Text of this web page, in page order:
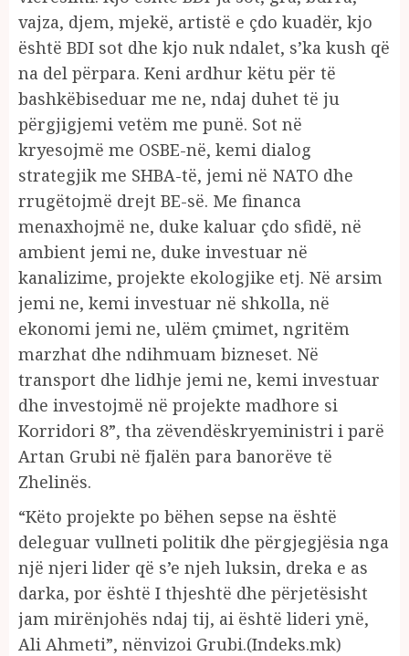
vajza, djem, mjekë, artistë e çdo kuadër, kjo
është BDI sot dhe kjo nuk ndalet, s’ka kush që
na del përpara. Keni ardhur këtu për të
bashkëbiseduar me ne, ndaj duhet të ju
përgjigjemi vetëm me punë. Sot në
kryesojmë me OSBE-në, kemi dialog
strategjik me SHBA-të, jemi në NATO dhe
rrugëtojmë drejt BE-së. Me financa
menaxhojmë ne, duke kaluar çdo sfidë, në
ambient jemi ne, duke investuar në
kanalizime, projekte ekologjike etj. Në arsim
jemi ne, kemi investuar në shkolla, në
ekonomi jemi ne, ulëm çmimet, ngritëm
marzhat dhe ndihmuam bizneset. Në
transport dhe lidhje jemi ne, kemi investuar
dhe investojmë në projekte madhore si
Korridori 8”, tha zëvendëskryeministri i parë
Artan Grubi në fjalën para banorëve të
Zhelinës.
“Këto projekte po bëhen sepse na është
deleguar vullneti politik dhe përgjegjësia nga
një njeri lider që s’e njeh luksin, dreka e as
darka, por është I thjeshtë dhe përjetësisht
jam mirënjohës ndaj tij, ai është lideri ynë,
Ali Ahmeti”, nënvizoi Grubi.(Indeks.mk)